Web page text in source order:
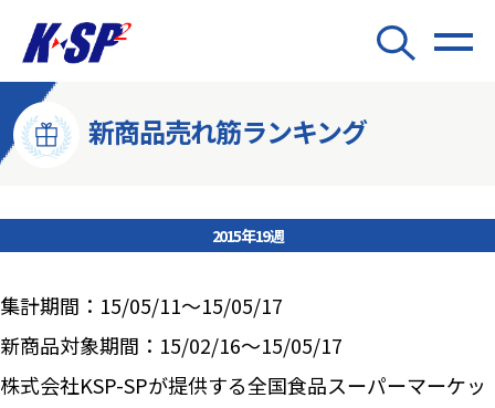
新商品売れ筋ランキング
2015年19週
集計期間：15/05/11～15/05/17
新商品対象期間：15/02/16～15/05/17
株式会社KSP-SPが提供する全国食品スーパーマーケッ